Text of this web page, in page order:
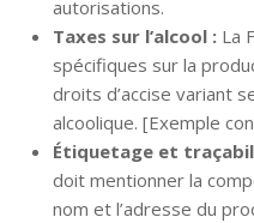
autorisations.
Taxes sur l’alcool : La
spécifiques sur la
droits d’accise variant
alcoolique. [Exemple
Étiquetage et
doit mentionner la
nom et l’adresse du